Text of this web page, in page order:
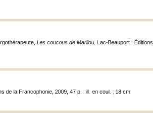
Les coucous de Marilou , Lac-Beauport : Éditions
de la Francophonie, 2009, 47 p. : ill. en coul. ; 18 cm.